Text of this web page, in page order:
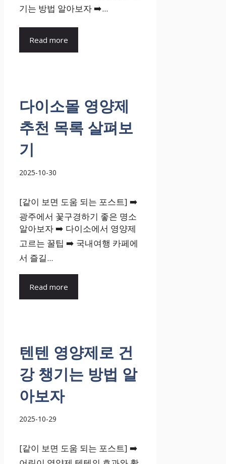
기는 방법 알아보자 ➡️...
Read more
다이소몰 영양제
추천 목록 살펴보
기
2025-10-30
[같이 보면 도움 되는 포스트] ➡️
광주에서 꽃구경하기 좋은 명소
알아보자 ➡️ 다이소에서 영양제
고르는 꿀팁 ➡️ 국내여행 카페에
서 즐길...
Read more
텐텐 영양제로 건
강 챙기는 방법 알
아보자
2025-10-29
[같이 보면 도움 되는 포스트] ➡️